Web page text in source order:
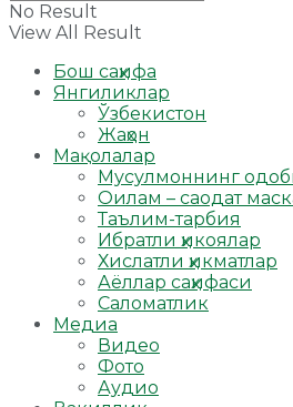
No Result
View All Result
Бош саҳифа
Янгиликлар
Ўзбекистон
Жаҳон
Мақолалар
Мусулмоннинг
Оилам – саодат
Таълим-тарбия
Ибратли ҳикоялар
Хислатли ҳикматлар
Аёллар саҳифаси
Саломатлик
Медиа
Видео
Фото
Аудио